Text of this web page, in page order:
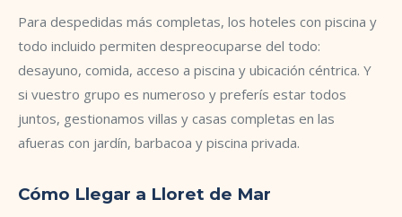
Para despedidas más completas, los hoteles con piscina y
todo incluido permiten despreocuparse del todo:
desayuno, comida, acceso a piscina y ubicación céntrica. Y
si vuestro grupo es numeroso y preferís estar todos
juntos, gestionamos villas y casas completas en las
afueras con jardín, barbacoa y piscina privada.
Cómo Llegar a Lloret de Mar